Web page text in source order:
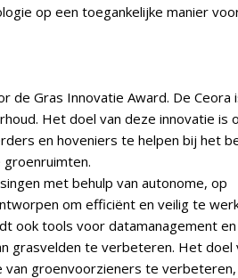
op een toegankelijke manier
de Gras Innovatie Award. De Ceora
Het doel van deze innovatie is
en hoveniers te helpen bij het
met behulp van autonome, op
om efficiënt en veilig te
ook tools voor datamanagement en
grasvelden te verbeteren. Het doel
groenvoorzieners te verbeteren,